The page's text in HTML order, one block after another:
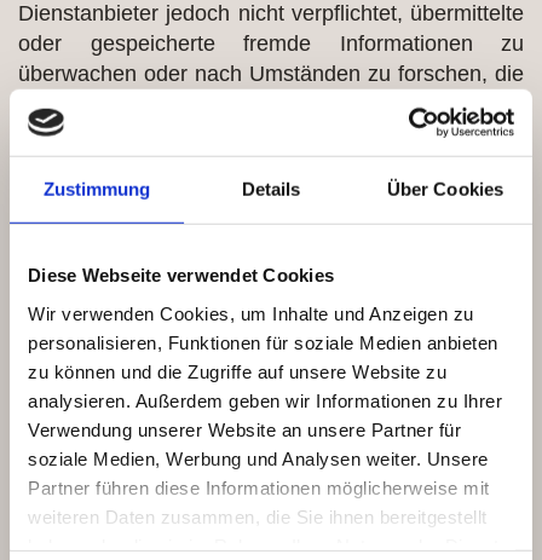
Zustimmung Details Über Cookies
Diese Webseite verwendet Cookies
Wir verwenden Cookies, um Inhalte und Anzeigen zu
personalisieren, Funktionen für soziale Medien anbieten
zu können und die Zugriffe auf unsere Website zu
analysieren. Außerdem geben wir Informationen zu Ihrer
Verwendung unserer Website an unsere Partner für
soziale Medien, Werbung und Analysen weiter. Unsere
Partner führen diese Informationen möglicherweise mit
weiteren Daten zusammen, die Sie ihnen bereitgestellt
Dienstanbieter jedoch nicht verpflichtet, übermittelte
oder gespeicherte fremde Informationen zu
überwachen oder nach Umständen zu forschen, die
auf eine rechtswidrige Tätigkeit hinweisen.
Verpflichtungen zur Entfernung oder Sperrung der
Nutzung von Informationen nach den allgemeinen
Gesetzen bleiben hiervon unberührt. Eine
diesbezügliche Haftung ist jedoch erst ab dem
Rechtsverletzung möglich. Bei Bekanntwerden von
entsprechenden Rechtsverletzungen werden wir
diese Inhalte umgehend entfernen.
Haftung für Links
Unser Angebot enthält eventuell Links zu externen
Webseiten Dritter, auf deren Inhalte wir keinen
Einfluss haben. Deshalb können wir für diese